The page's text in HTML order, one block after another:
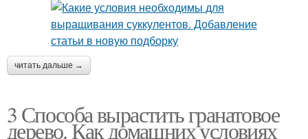
читать дальше →
3 Способа вырастить гранатовое
дерево. Как домашних условиях